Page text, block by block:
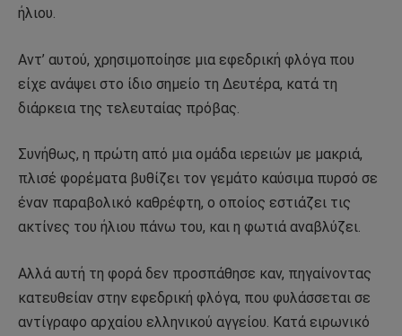
ήλιου.
Αντ’ αυτού, χρησιμοποίησε μια εφεδρική φλόγα που
είχε ανάψει στο ίδιο σημείο τη Δευτέρα, κατά τη
διάρκεια της τελευταίας πρόβας.
Συνήθως, η πρώτη από μια ομάδα ιερειών με μακριά,
πλισέ φορέματα βυθίζει τον γεμάτο καύσιμα πυρσό σε
έναν παραβολικό καθρέφτη, ο οποίος εστιάζει τις
ακτίνες του ήλιου πάνω του, και η φωτιά αναβλύζει.
Αλλά αυτή τη φορά δεν προσπάθησε καν, πηγαίνοντας
κατευθείαν στην εφεδρική φλόγα, που φυλάσσεται σε
αντίγραφο αρχαίου ελληνικού αγγείου. Κατά ειρωνικό